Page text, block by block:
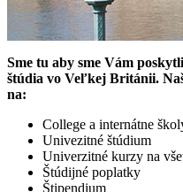
Sme tu aby sme Vám
štúdia vo Veľkej Británii.
na:
College a internátne
Univezitné štúdium
Univerzitné kurzy na
Štúdijné poplatky
Štipendium